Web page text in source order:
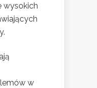
wysokich
w